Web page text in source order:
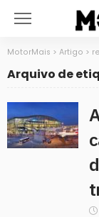
MotorMais > Artigo >
Arquivo de